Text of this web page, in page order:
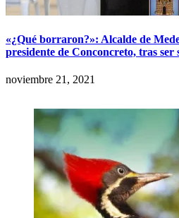
«¿Qué borraron?»: Alcalde de
presidente de Conconcreto, tras
noviembre 21, 2021